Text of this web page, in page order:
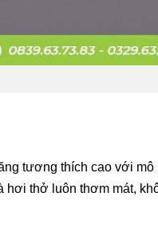
tương thích cao với mô
hơi thở luôn thơm mát,